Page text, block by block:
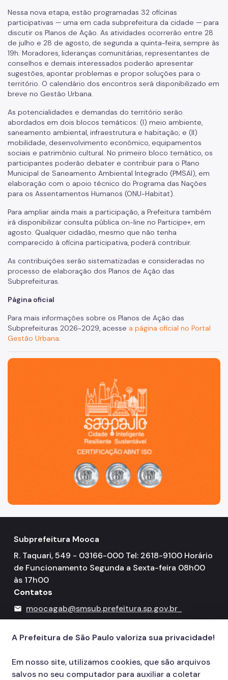
Nessa nova etapa, estão programadas 32 oficinas
participativas — uma em cada subprefeitura da cidade — para
discutir os Planos de Ação. As atividades ocorrerão entre 28
de julho e 28 de agosto, de segunda a quinta-feira, sempre às
19h. Moradores, lideranças comunitárias, representantes de
conselhos e demais interessados poderão apresentar
sugestões, apontar problemas e propor soluções para o
território. O calendário dos encontros será disponibilizado em
breve no Gestão Urbana.
As potencialidades e demandas do território serão
abordados em dois blocos temáticos: (I) meio ambiente,
saneamento ambiental, infraestrutura e habitação; e (II)
mobilidade, desenvolvimento econômico, equipamentos
sociais e patrimônio cultural. No primeiro bloco temático, os
participantes poderão debater e contribuir para o Plano
Municipal de Saneamento Ambiental Integrado (PMSAI), em
elaboração com o apoio técnico do Programa das Nações
para os Assentamentos Humanos (ONU-Habitat).
Para ampliar ainda mais a participação, a Prefeitura também
irá disponibilizar consulta pública on-line no Participe+, em
agosto. Qualquer cidadão, mesmo que não tenha
comparecido à oficina participativa, poderá contribuir.
As contribuições serão sistematizadas e consideradas no
processo de elaboração dos Planos de Ação das
Subprefeituras.
Página oficial
Para mais informações sobre os Planos de Ação das
Subprefeituras 2026-2029, acesse a página oficial no Portal
Gestão Urbana.
São Paulo, cidade inteligente, resiliente e sustentável
Subprefeitura Mooca
R. Taquari, 549 - 03166-000 Tel: 2618-9100 Horário
de Funcionamento Segunda a Sexta-feira 08h00
às 17h00
Contatos
mail moocagab@smsub.prefeitura.sp.gov.br
156
A Prefeitura de São Paulo valoriza sua privacidade!
Em nosso site, utilizamos cookies, que são arquivos
salvos no seu computador para auxiliar a coletar